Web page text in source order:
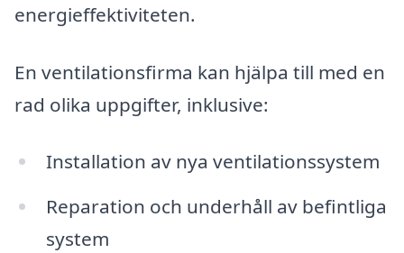
energieffektiviteten.
En ventilationsfirma kan hjälpa till med en
rad olika uppgifter, inklusive:
Installation av nya ventilationssystem
Reparation och underhåll av befintliga
system